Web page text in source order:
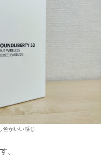
色がいい感じ
。